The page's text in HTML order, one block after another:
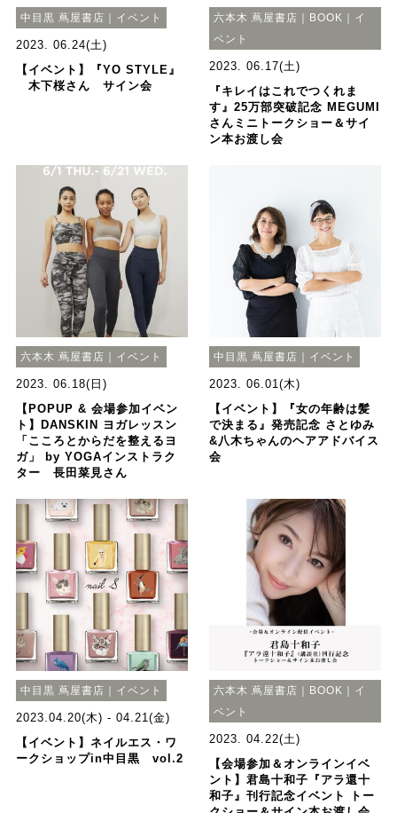
中目黒 蔦屋書店｜イベント
2023. 06.24(土)
【イベント】『YO STYLE』
木下桜さん サイン会
六本木 蔦屋書店｜BOOK｜イ
ベント
2023. 06.17(土)
『キレイはこれでつくれま
す』25万部突破記念 MEGUMI
さんミニトークショー＆サイ
ン本お渡し会
六本木 蔦屋書店｜イベント
2023. 06.18(日)
【POPUP & 会場参加イベン
ト】DANSKIN ヨガレッスン
「こころとからだを整えるヨ
ガ」 by YOGAインストラク
ター 長田菜見さん
中目黒 蔦屋書店｜イベント
2023. 06.01(木)
【イベント】『女の年齢は髪
で決まる』発売記念 さとゆみ
&八木ちゃんのヘアアドバイス
会
中目黒 蔦屋書店｜イベント
2023.04.20(木) - 04.21(金)
【イベント】ネイルエス・ワ
ークショップin中目黒 vol.2
六本木 蔦屋書店｜BOOK｜イ
ベント
2023. 04.22(土)
【会場参加＆オンラインイベ
ント】君島十和子『アラ還十
和子』刊行記念イベント トー